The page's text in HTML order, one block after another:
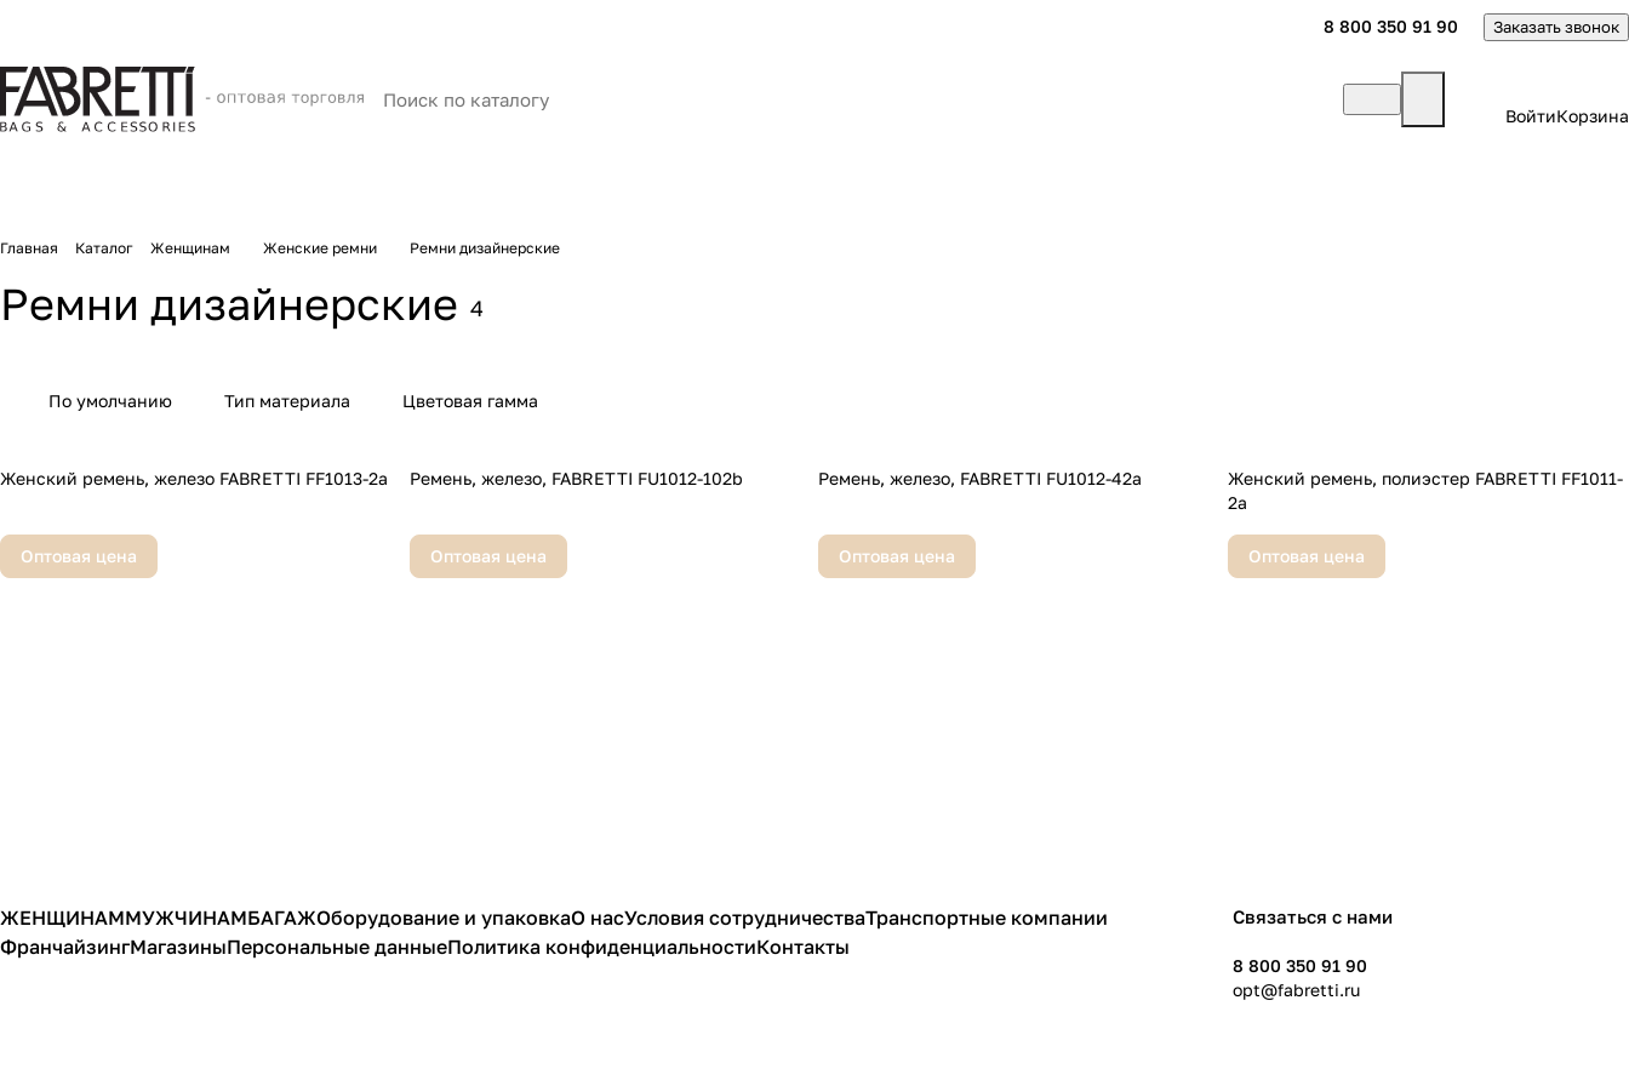
8 800 350 91 90 Заказать звонок
ВойтиКорзина
Главная Каталог Женщинам Женские ремни Ремни дизайнерские
Ремни дизайнерские 4
По умолчанию Тип материала Цветовая гамма
Женский ремень, железо FABRETTI FF1013-2a
Оптовая цена
Ремень, железо, FABRETTI FU1012-102b
Оптовая цена
Ремень, железо, FABRETTI FU1012-42a
Оптовая цена
Женский ремень, полиэстер FABRETTI FF1011-
2a
Оптовая цена
ЖЕНЩИНАММУЖЧИНАМБАГАЖОборудование и упаковкаО насУсловия сотрудничестваТранспортные компании
ФранчайзингМагазиныПерсональные данныеПолитика конфиденциальностиКонтакты
Связаться с нами
8 800 350 91 90
opt@fabretti.ru